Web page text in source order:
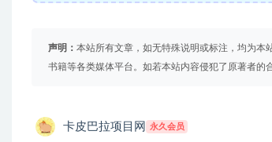
声明： 本站所有文章，如无特殊说明或标注，均为本
书籍等各类媒体平台。如若本站内容侵犯了原著者的
卡皮巴拉项目网 永久会员